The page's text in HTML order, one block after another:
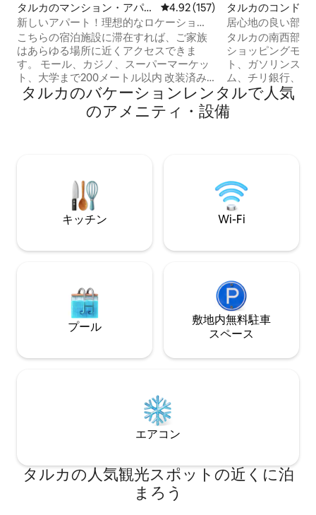
タルカのマンション・アパー
ト
レビュー157件、5つ星中4.92つ
4.92 (157)
新しいアパート！理想的なロケーショ
ン！
こちらの宿泊施設に滞在すれば、ご家族
はあらゆる場所に近くアクセスできま
す。 モール、カジノ、スーパーマーケッ
ト、大学まで200メートル以内 改装済み
のアパート： 設備の整ったフルキッチン
寝室1：主寝室、2名様用 寝室2：1.5人用 +
ベビーベッド 寝室3：1.5人用 テレビ x 2
たゲスト以外の方の入室は禁止されてい
タルカのコンドミ
居心地の良い部屋
タルカの南西部に
ショッピングモー
ト、ガソリンス
ム、チリ銀行、マ
い、2〜5名様用
カの南部入り口か
車で中心部までわ
機関のすぐ🔅そば
にあり、エレベー
タルカのバケーションレンタルで人気
のアメニティ・設備
キッチン Wi-Fi
プール
敷地内無料駐⁠車
ス⁠ペ⁠ー⁠ス
エアコン
タルカの人気観光スポットの近くに泊
まろう